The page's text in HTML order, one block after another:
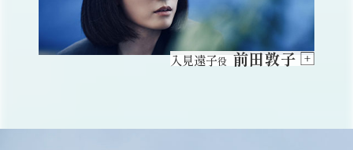
入見遠子役 前田敦子